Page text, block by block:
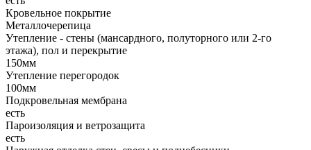
Кровельное покрытие
Металлочерепица
Утепление - стены (мансардного, полуторного или 2-го
этажа), пол и перекрытие
150мм
Утепление перегородок
100мм
Подкровельная мембрана
есть
Пароизоляция и ветрозащита
есть